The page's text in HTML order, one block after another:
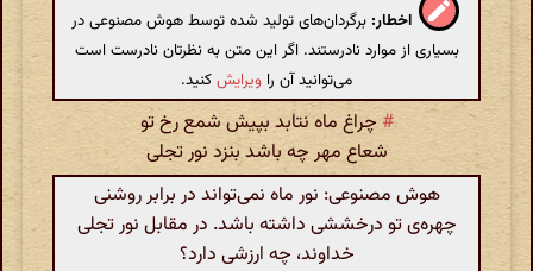
اخطار: برگردان‌های تولید شده توسط هوش مصنوعی در
بسیاری از موارد نادرستند. اگر این متن به نظرتان نادرست است
می‌توانید آن را ویرایشکنید.
# چراغ ماه نتابد بپیش شمع رخ تو
شعاع مهر چه باشد بنزد نور تجلی
هوش مصنوعی: نور ماه نمی‌تواند در برابر روشنی
چهره‌ی تو درخششی داشته باشد. در مقابل نور تجلی
خداوند، چه ارزشی دارد؟